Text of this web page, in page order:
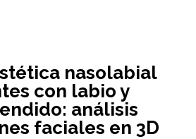
nasolabial
con labio y
análisis
faciales en 3D